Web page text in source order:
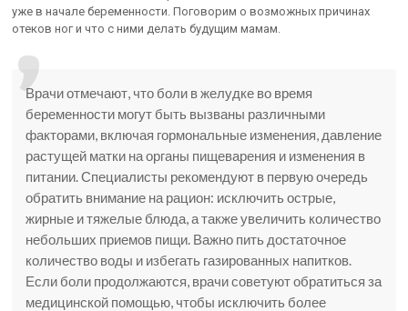
уже в начале беременности. Поговорим о возможных причинах
отеков ног и что с ними делать будущим мамам.
Врачи отмечают, что боли в желудке во время
беременности могут быть вызваны различными
факторами, включая гормональные изменения, давление
растущей матки на органы пищеварения и изменения в
питании. Специалисты рекомендуют в первую очередь
обратить внимание на рацион: исключить острые,
жирные и тяжелые блюда, а также увеличить количество
небольших приемов пищи. Важно пить достаточное
количество воды и избегать газированных напитков.
Если боли продолжаются, врачи советуют обратиться за
медицинской помощью, чтобы исключить более